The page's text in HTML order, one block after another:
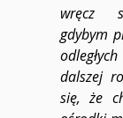
wręcz
gdybym
dalszej
się, że